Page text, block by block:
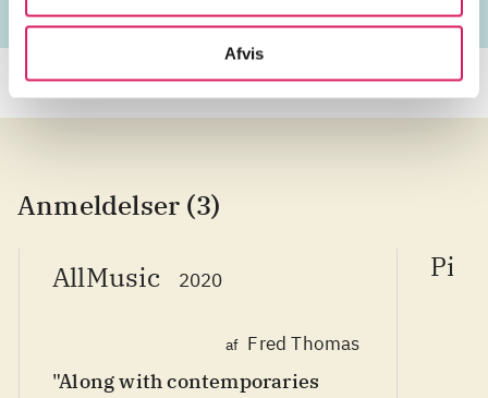
Afvis
Anmeldelser (3)
AllMusic 2020
af Fred Thomas
"Along with contemporaries